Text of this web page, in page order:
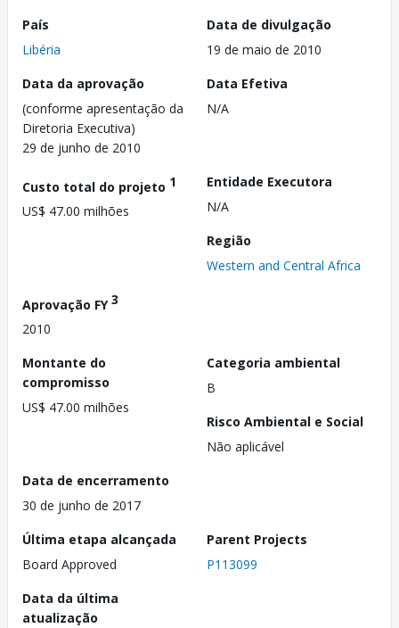
País
Libéria
Data de divulgação
19 de maio de 2010
Data da aprovação
(conforme apresentação da
Diretoria Executiva)
29 de junho de 2010
Data Efetiva
N/A
Custo total do projeto 1
US$ 47.00 milhões
Entidade Executora
N/A
Região
Western and Central Africa
Aprovação FY3
2010
Montante do
compromisso
US$ 47.00 milhões
Categoria ambiental
B
Risco Ambiental e Social
Não aplicável
Data de encerramento
30 de junho de 2017
Última etapa alcançada
Board Approved
Parent Projects
P113099
Data da última
atualização